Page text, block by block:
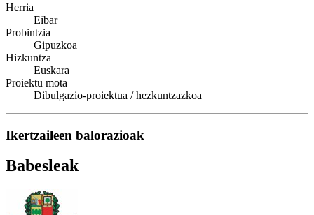
Herria
Eibar
Probintzia
Gipuzkoa
Hizkuntza
Euskara
Proiektu mota
Dibulgazio-proiektua / hezkuntzazkoa
Ikertzaileen balorazioak
Babesleak